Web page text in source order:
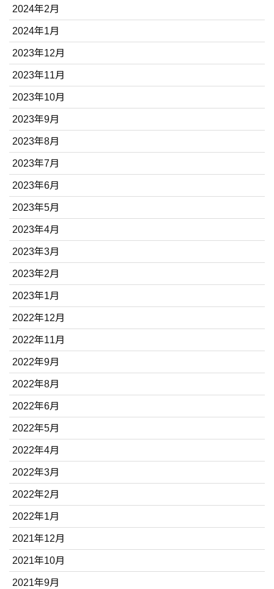
2024年2月
2024年1月
2023年12月
2023年11月
2023年10月
2023年9月
2023年8月
2023年7月
2023年6月
2023年5月
2023年4月
2023年3月
2023年2月
2023年1月
2022年12月
2022年11月
2022年9月
2022年8月
2022年6月
2022年5月
2022年4月
2022年3月
2022年2月
2022年1月
2021年12月
2021年10月
2021年9月